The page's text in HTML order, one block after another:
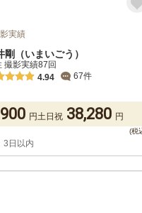
実績
剛（いまいごう）
撮影実績87回
4.94
67件
円土日祝 38,280 円
3日以内